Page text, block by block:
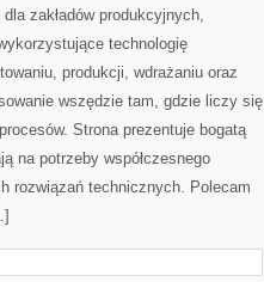
ŚWIATA
zakładów produkcyjnych,
technologię
produkcji, wdrażaniu oraz
wszędzie tam, gdzie liczy się
Strona prezentuje bogatą
na potrzeby współczesnego
rozwiązań technicznych. Polecam